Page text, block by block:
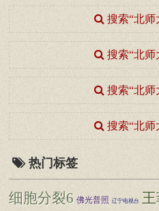
搜索“北师
搜索“北师
搜索“北师
搜索“北师
热门标签
细胞分裂6 佛光普照 辽宁电视台